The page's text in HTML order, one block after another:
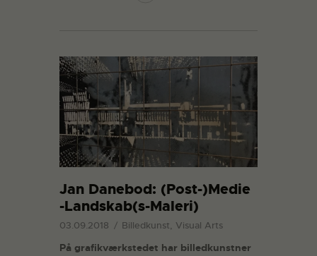
Jan Danebod: (Post-)Medie
-Landskab(s-Maleri)
03.09.2018 Billedkunst, Visual Arts
På grafikværkstedet har billedkunstner